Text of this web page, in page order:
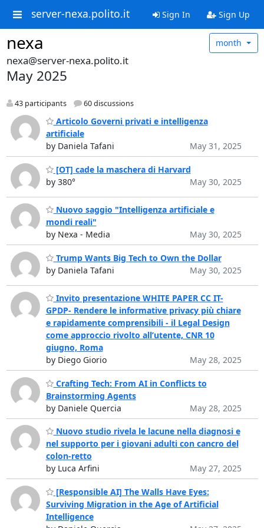
server-nexa.polito.it Sign In Sign Up
nexa month
nexa@server-nexa.polito.it
May 2025
43 participants 60 discussions
Articolo Governi privati e intelligenza
artificiale
by Daniela Tafani
May 31, 2025
[OT] cade la maschera di Harvard
by 380°
May 30, 2025
Nuovo saggio "Intelligenza artificiale e
mondi reali"
by Nexa - Media
May 30, 2025
Trump Wants Big Tech to Own the Dollar
by Daniela Tafani
May 30, 2025
Invito presentazione WHITE PAPER CC IT-
GPDP- Rendere le informative privacy più chiare
e rapidamente comprensibili - il Legal Design
come approccio rivolto all’utente, CNR 10
giugno, Roma
by Diego Giorio
May 28, 2025
Crafting Tech: From AI in Conflicts to
Brainstorming Agents
by Daniele Quercia
May 28, 2025
Nuovo studio rivela le lacune nella diagnosi e
nel supporto per i giovani adulti con cancro del
colon-retto
by Luca Arfini
May 27, 2025
[Responsible AI] The Walls Have Eyes:
Surviving Migration in the Age of Artificial
Intelligence